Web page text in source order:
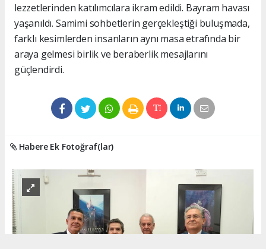
lezzetlerinden katılımcılara ikram edildi. Bayram havası
yaşanıldı. Samimi sohbetlerin gerçekleştiği buluşmada,
farklı kesimlerden insanların aynı masa etrafında bir
araya gelmesi birlik ve beraberlik mesajlarını
güçlendirdi.
Habere Ek Fotoğraf(lar)